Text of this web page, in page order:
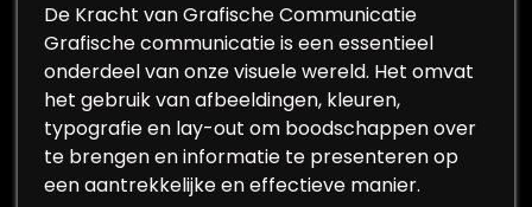
De Kracht van Grafische Communicatie
Grafische communicatie is een essentieel
onderdeel van onze visuele wereld. Het omvat
het gebruik van afbeeldingen, kleuren,
typografie en lay-out om boodschappen over
te brengen en informatie te presenteren op
een aantrekkelijke en effectieve manier.